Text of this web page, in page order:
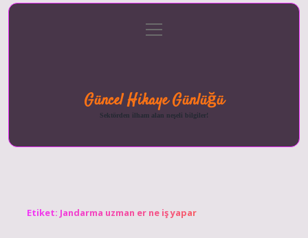
menüyü
aç
Güncel Hikaye Günlüğü
Sektörden ilham alan neşeli bilgiler!
Etiket: Jandarma uzman er ne iş yapar